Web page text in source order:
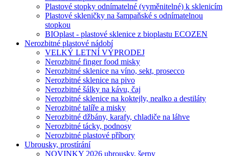
Plastové stopky odnímatelné (vyměnitelné) k sklenicím
Plastové skleničky na šampaňské s odnímatelnou
stopkou
BIOplast - plastové sklenice z bioplastu ECOZEN
Nerozbitné plastové nádobí
VELKÝ LETNÍ VÝPRODEJ
Nerozbitné finger food misky
Nerozbitné sklenice na víno, sekt, prosecco
Nerozbitné sklenice na pivo
Nerozbitné šálky na kávu, čaj
Nerozbitné sklenice na koktejly, nealko a destiláty
Nerozbitné talíře a misky
Nerozbitné džbány, karafy, chladiče na láhve
Nerozbitné tácky, podnosy
Nerozbitné plastové příbory
Ubrousky, prostírání
NOVINKY 2026 ubrousky, šerpy